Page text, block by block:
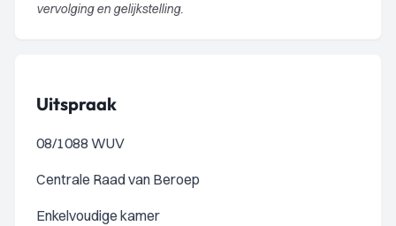
vervolging en gelijkstelling.
Uitspraak
08/1088 WUV
Centrale Raad van Beroep
Enkelvoudige kamer